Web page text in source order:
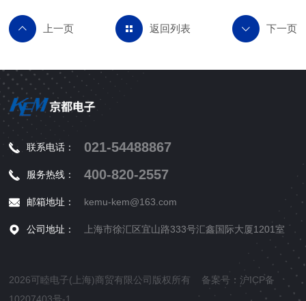
返回列表
联系电话： 021-54488867
服务热线： 400-820-2557
邮箱地址： kemu-kem@163.com
公司地址： 上海市徐汇区宜山路333号汇鑫国际大厦1201室
2026可睦电子(上海)商贸有限公司版权所有 备案号：沪ICP备